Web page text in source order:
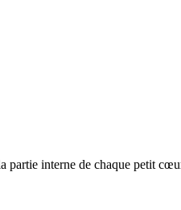
partie interne de chaque petit